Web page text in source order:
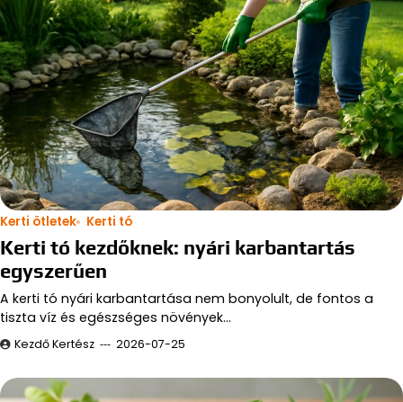
Kerti ötletek Kerti tó
Kerti tó kezdőknek: nyári karbantartás
egyszerűen
A kerti tó nyári karbantartása nem bonyolult, de fontos a
tiszta víz és egészséges növények…
Kezdő Kertész 2026-07-25